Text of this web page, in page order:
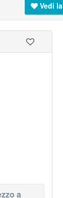
Vedi
a